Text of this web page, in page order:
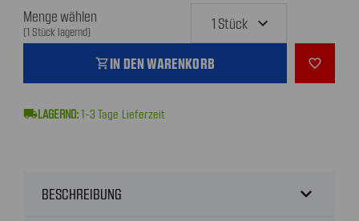
Menge wählen
(1 Stück lagernd)
shopping_cartIN DEN WARENKORB favorite_outline
local_shipping 1-3 Tage Lieferzeit
BESCHREIBUNG expand_more